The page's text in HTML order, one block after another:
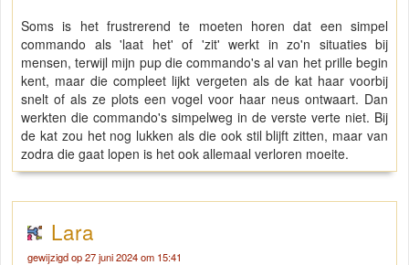
Soms is het frustrerend te moeten horen dat een simpel
commando als 'laat het' of 'zit' werkt in zo'n situaties bij
mensen, terwijl mijn pup die commando's al van het prille begin
kent, maar die compleet lijkt vergeten als de kat haar voorbij
snelt of als ze plots een vogel voor haar neus ontwaart. Dan
werkten die commando's simpelweg in de verste verte niet. Bij
de kat zou het nog lukken als die ook stil blijft zitten, maar van
zodra die gaat lopen is het ook allemaal verloren moeite.
Lara
gewijzigd op 27 juni 2024 om 15:41